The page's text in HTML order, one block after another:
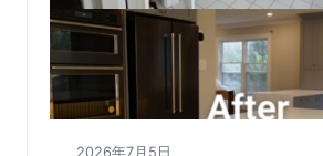
2026年7月5日